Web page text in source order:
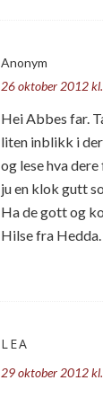
Anonym
26 oktober 2012
Hei Abbes far.
liten inblikk i
og lese hva
ju en klok gutt
Ha de gott og
Hilse fra Hedda.
LEA
29 oktober 2012